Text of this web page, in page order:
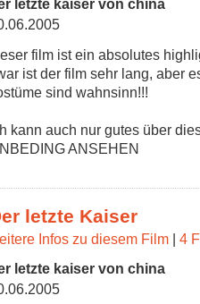
letzte kaiser von china
film ist ein absolutes
ist der film sehr lang, aber
sind wahnsinn!!!
kann auch nur gutes über
ANSEHEN
letzte Kaiser
Infos zu diesem Film | 4
letzte kaiser von china